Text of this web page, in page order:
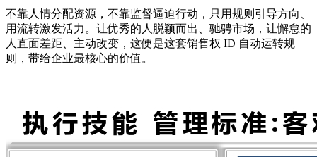
不靠人情分配资源，不靠监督逼迫行动，只用规则引导方向、
用流转激发活力。让优秀的人脱颖而出、驰骋市场，让懈怠的
人直面差距、主动改变，这便是这套销售权 ID 自动运转规
则，带给企业最核心的价值。